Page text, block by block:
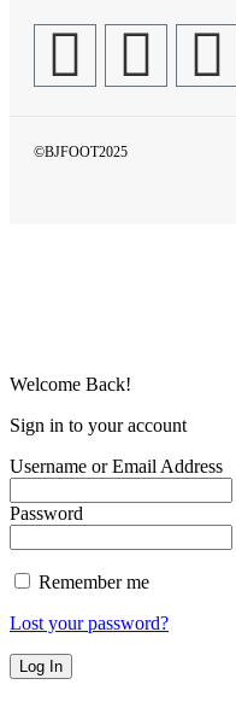
©BJFOOT2025
Welcome Back!
Sign in to your account
Username or Email Address
Password
Remember me
Lost your password?